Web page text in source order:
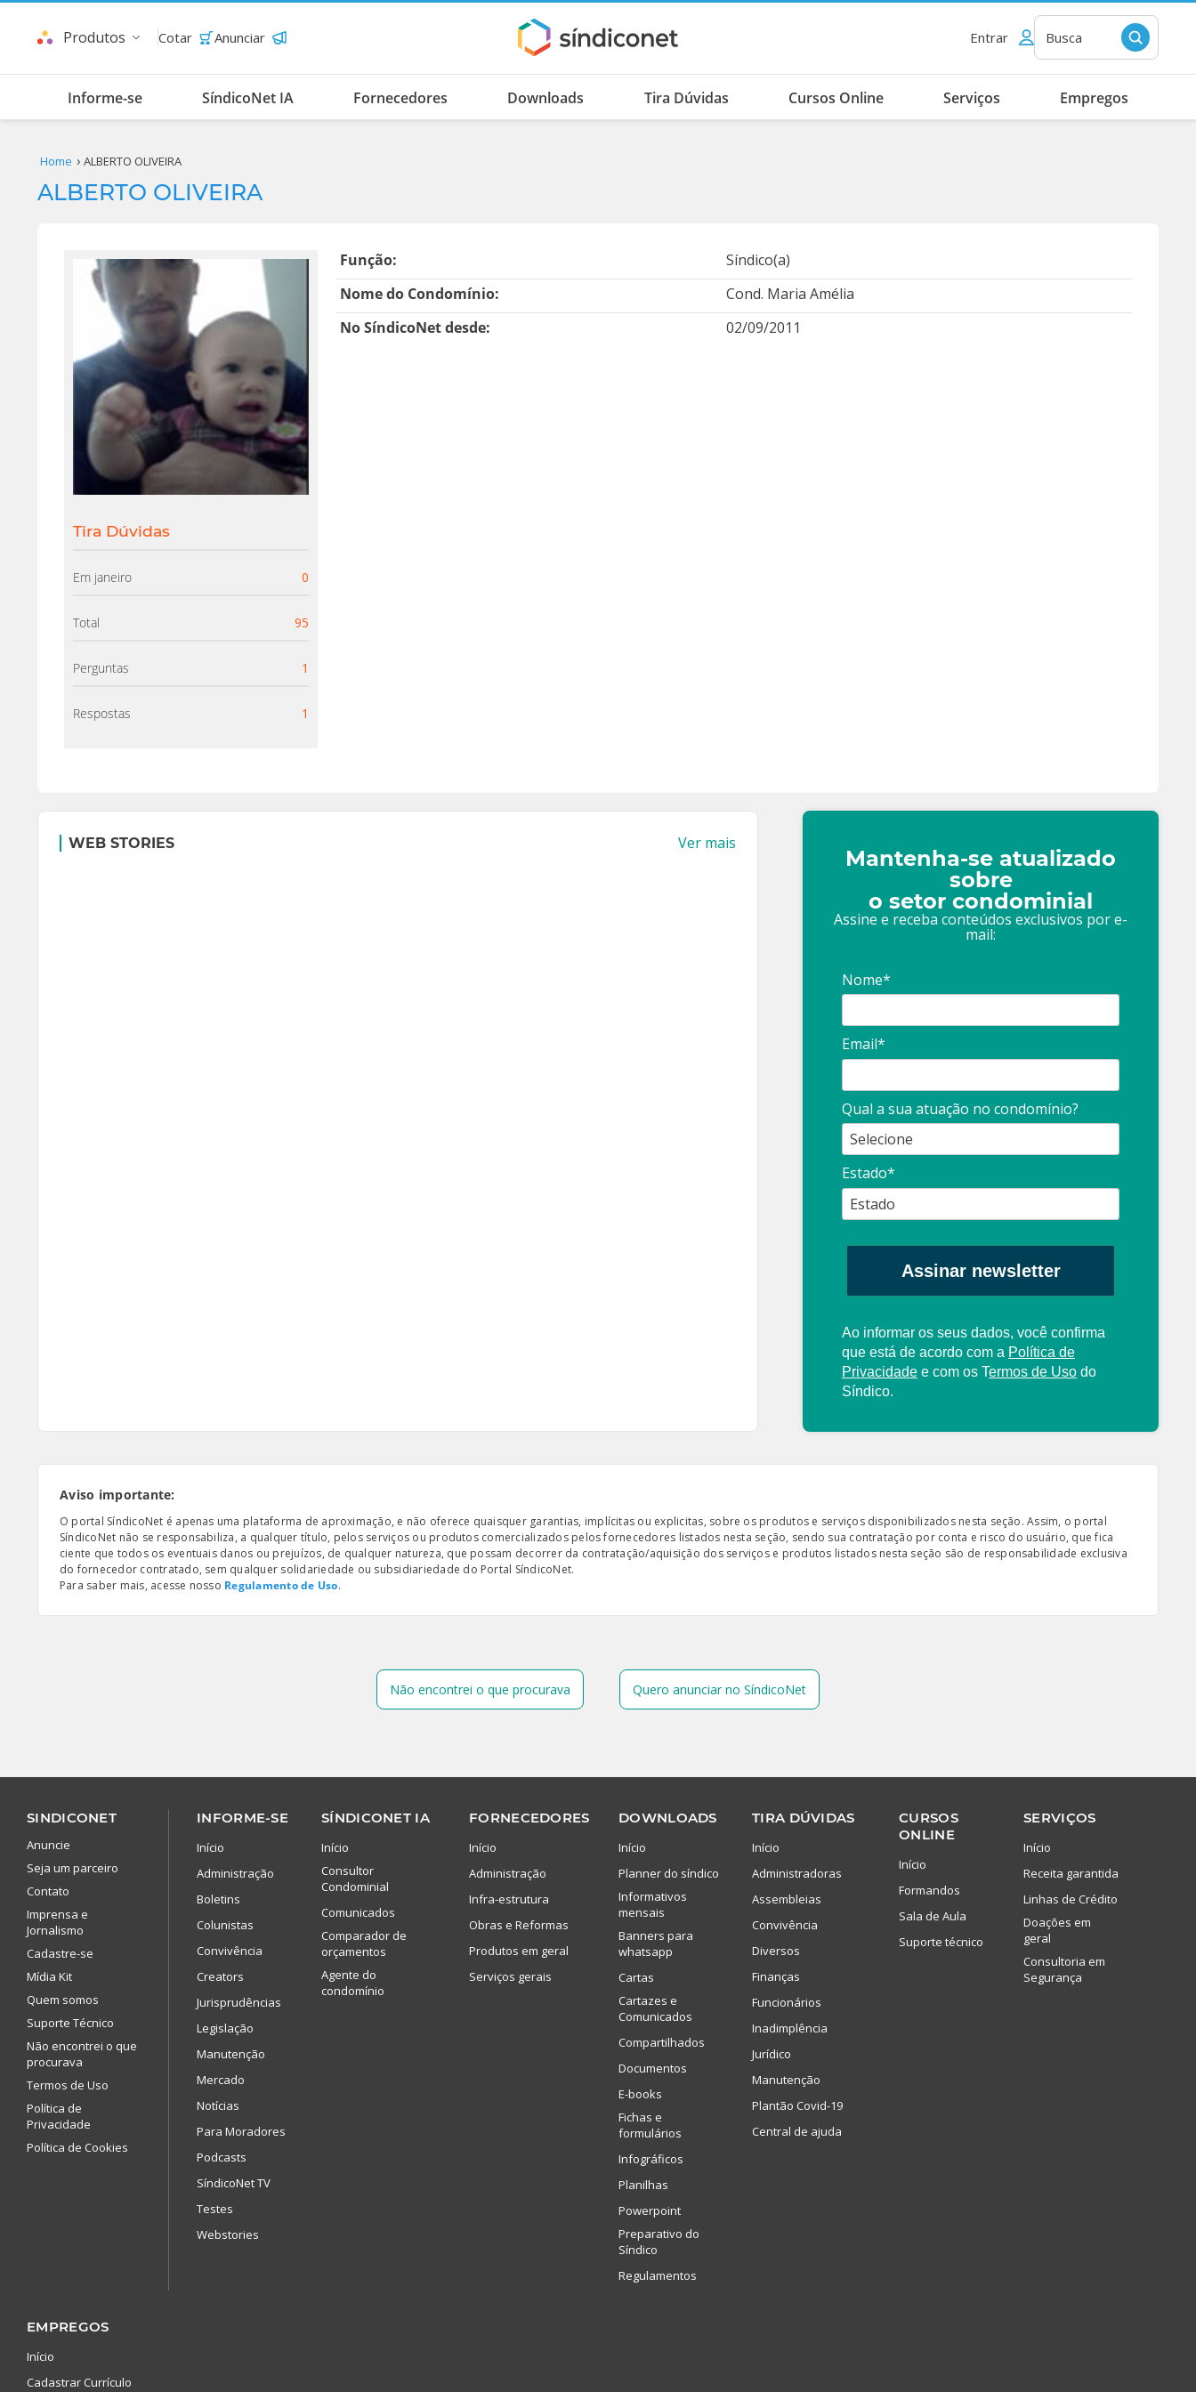
Produtos Cotar Anunciar Entrar Busca
Informe-se SíndicoNet IA Fornecedores Downloads Tira Dúvidas Cursos Online Serviços Empregos
Home ALBERTO OLIVEIRA
ALBERTO OLIVEIRA
Tira Dúvidas
Em janeiro 0
Total 95
Perguntas 1
Respostas 1
Função:
Síndico(a)
Nome do Condomínio:
Cond. Maria Amélia
No SíndicoNet desde:
02/09/2011
WEB STORIES Ver mais
Mantenha-se atualizado
sobre
o setor condominial
Assine e receba conteúdos exclusivos por e-
mail:
Nome*
Email*
Qual a sua atuação no condomínio?
Estado*
Assinar newsletter
Ao informar os seus dados, você confirma
que está de acordo com a Política de
Privacidade e com os Termos de Uso do
Síndico.
Aviso importante:
O portal SíndicoNet é apenas uma plataforma de aproximação, e não oferece quaisquer garantias, implícitas ou explicitas, sobre os produtos e serviços disponibilizados nesta seção. Assim, o portal
SíndicoNet não se responsabiliza, a qualquer título, pelos serviços ou produtos comercializados pelos fornecedores listados nesta seção, sendo sua contratação por conta e risco do usuário, que fica
ciente que todos os eventuais danos ou prejuízos, de qualquer natureza, que possam decorrer da contratação/aquisição dos serviços e produtos listados nesta seção são de responsabilidade exclusiva
do fornecedor contratado, sem qualquer solidariedade ou subsidiariedade do Portal SíndicoNet.
Para saber mais, acesse nosso Regulamento de Uso.
Não encontrei o que procurava Quero anunciar no SíndicoNet
SINDICONET
Anuncie
Seja um parceiro
Contato
Imprensa e
Jornalismo
Cadastre-se
Mídia Kit
Quem somos
Suporte Técnico
Não encontrei o que
procurava
Termos de Uso
Política de
Privacidade
Política de Cookies
INFORME-SE
Início
Administração
Boletins
Colunistas
Convivência
Creators
Jurisprudências
Legislação
Manutenção
Mercado
Notícias
Para Moradores
Podcasts
SíndicoNet TV
Testes
Webstories
SÍNDICONET IA
Início
Consultor
Condominial
Comunicados
Comparador de
orçamentos
Agente do
condomínio
FORNECEDORES
Início
Administração
Infra-estrutura
Obras e Reformas
Produtos em geral
Serviços gerais
DOWNLOADS
Início
Planner do síndico
Informativos
mensais
Banners para
whatsapp
Cartas
Cartazes e
Comunicados
Compartilhados
Documentos
E-books
Fichas e
formulários
Infográficos
Planilhas
Powerpoint
Preparativo do
Síndico
Regulamentos
TIRA DÚVIDAS
Início
Administradoras
Assembleias
Convivência
Diversos
Finanças
Funcionários
Inadimplência
Jurídico
Manutenção
Plantão Covid-19
Central de ajuda
CURSOS
ONLINE
Início
Formandos
Sala de Aula
Suporte técnico
SERVIÇOS
Início
Receita garantida
Linhas de Crédito
Doações em
geral
Consultoria em
Segurança
EMPREGOS
Início
Cadastrar Currículo